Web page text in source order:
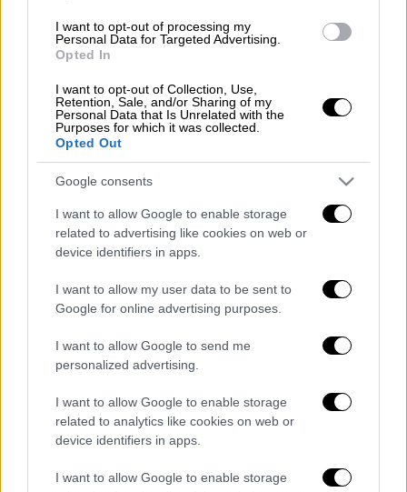
I want to opt-out of processing my
Personal Data for Targeted Advertising.
Opted In
I want to opt-out of Collection, Use,
Retention, Sale, and/or Sharing of my
Personal Data that Is Unrelated with the
Purposes for which it was collected.
Opted Out
Google consents
I want to allow Google to enable storage
related to advertising like cookies on web or
device identifiers in apps.
I want to allow my user data to be sent to
Google for online advertising purposes.
I want to allow Google to send me
personalized advertising.
I want to allow Google to enable storage
related to analytics like cookies on web or
device identifiers in apps.
I want to allow Google to enable storage
ΔΙΑΒΑΣΤΕ ΕΠΙΣΗΣ
Ελλάδα
Τζάνειο: Οκτώ αιτίες οδήγησαν στη
λάθος μετάγγιση αίματος - Το
πόρισμα «καταπέλτης»
Στην επιχείρηση συμμετείχεδιασωστικό
σκάφος Rescue 3 της ΕΟΔ Χαλκιδικής
Οι έρευνες για τον
εντοπισμό τους ολοκληρώθηκαν νωρίς το
μεσημέρι του Σαββάτου καθώς τα
αποτελέσματα ήταν αρνητικά και
διαπιστώθηκε ότι η καταγγελία που έφτασε
στο Λιμενικό δεν ευσταθούσε.
Διαβάστε ακόμη